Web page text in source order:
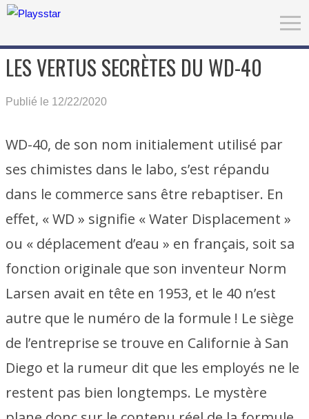
LES VERTUS SECRÈTES DU WD-40
Publié le 12/22/2020
WD-40, de son nom initialement utilisé par
ses chimistes dans le labo, s’est répandu
dans le commerce sans être rebaptiser. En
effet, « WD » signifie « Water Displacement »
ou « déplacement d’eau » en français, soit sa
fonction originale que son inventeur Norm
Larsen avait en tête en 1953, et le 40 n’est
autre que le numéro de la formule ! Le siège
de l’entreprise se trouve en Californie à San
Diego et la rumeur dit que les employés ne le
restent pas bien longtemps. Le mystère